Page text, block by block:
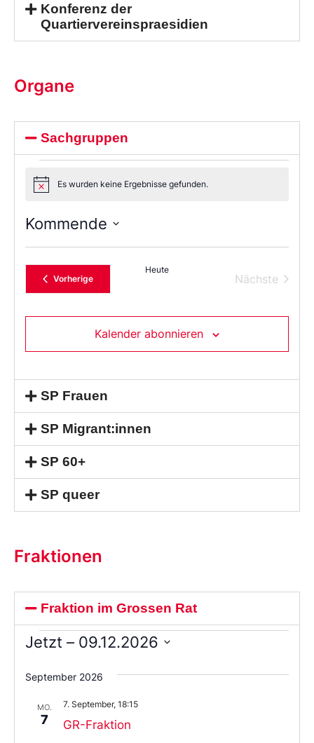
Konferenz der
Quartiervereinspraesidien
Organe
Sachgruppen
NoticeEs wurden keine Ergebnisse gefunden.
Kommende
Sie
das
Datum
aus.
VorherigeVeranstaltungen
Heute
Nächste
Kalender abonnieren
SP Frauen
SP Migrant:innen
SP 60+
SP queer
Fraktionen
Fraktion im Grossen Rat
Jetzt – 09.12.2026
Sie
das
aus.
September 2026
MO.
7 GR-Fraktion
7. September, 18:15